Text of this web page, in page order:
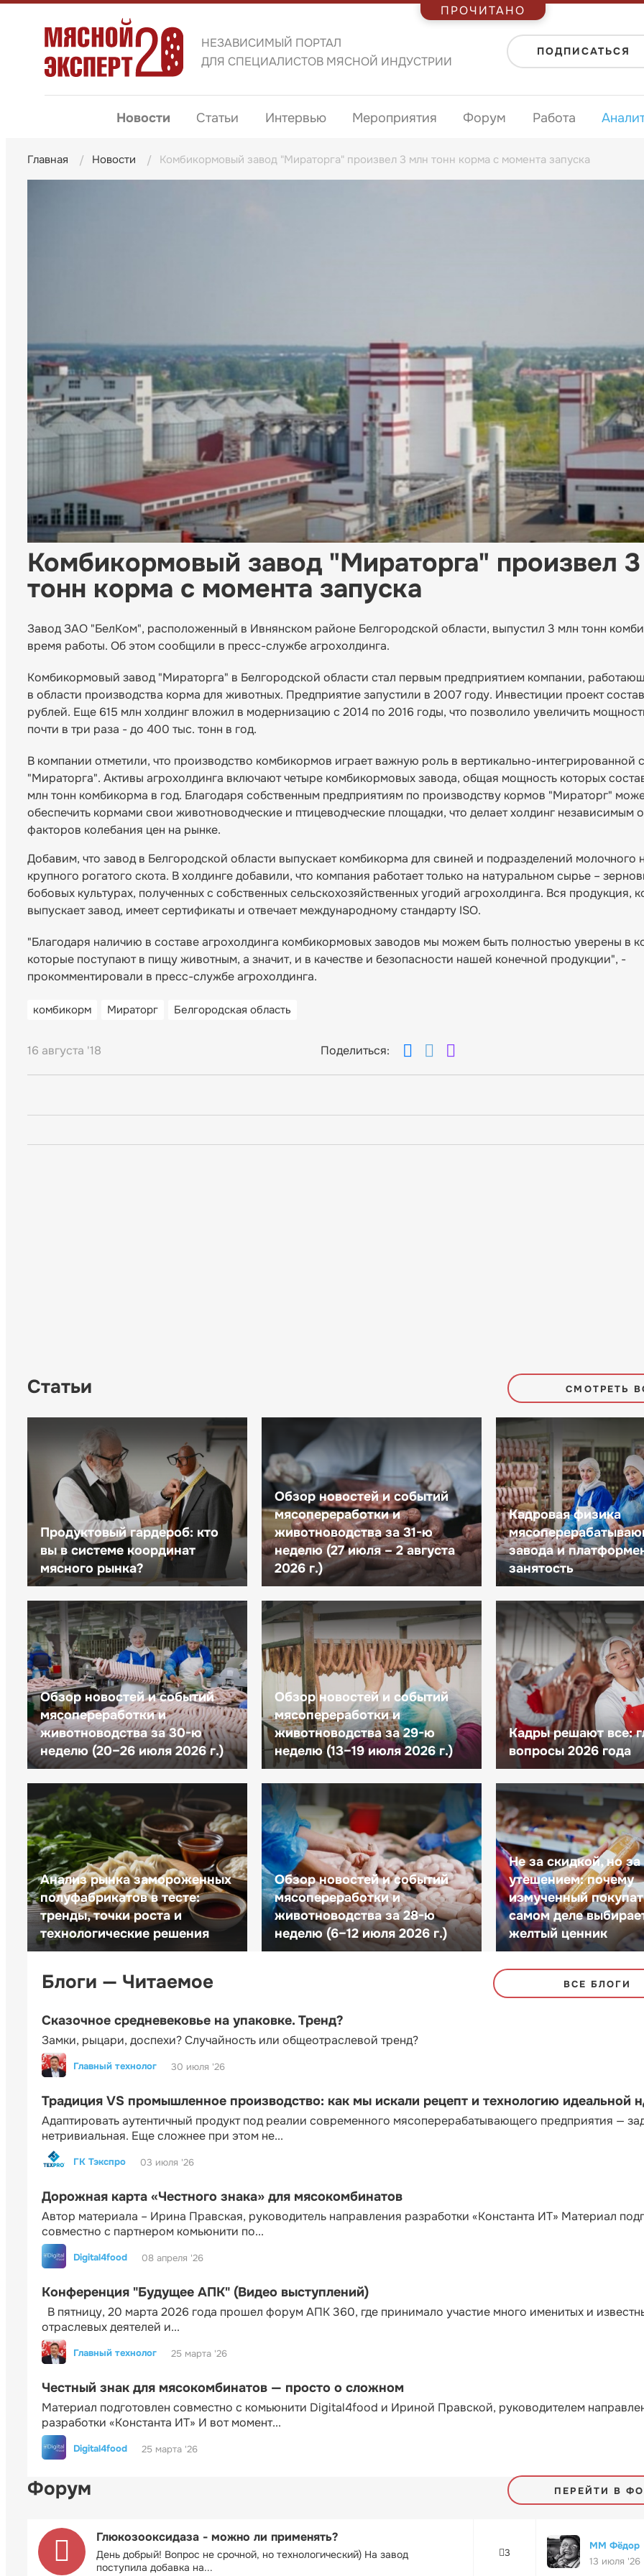
НЕЗАВИСИМЫЙ ПОРТАЛ
ДЛЯ СПЕЦИАЛИСТОВ МЯСНОЙ ИНДУСТРИИ
ПОДПИСАТЬСЯ
Новости Статьи Интервью Мероприятия Форум Работа
Главная Новости Комбикормовый завод "Мираторга" произвел 3 млн тонн корма с момента запуска
Комбикормовый завод "Мираторга" произвел
тонн корма с момента запуска
Завод ЗАО "БелКом", расположенный в Ивнянском районе Белгородской области, выпустил 3 млн тонн
время работы. Об этом сообщили в пресс-службе агрохолдинга.
Комбикормовый завод "Мираторга" в Белгородской области стал первым предприятием компании,
в области производства корма для животных. Предприятие запустили в 2007 году. Инвестиции проект
рублей. Еще 615 млн холдинг вложил в модернизацию с 2014 по 2016 годы, что позволило увеличить
почти в три раза - до 400 тыс. тонн в год.
В компании отметили, что производство комбикормов играет важную роль в вертикально-интегрированной
"Мираторга". Активы агрохолдинга включают четыре комбикормовых завода, общая мощность которых
млн тонн комбикорма в год. Благодаря собственным предприятиям по производству кормов "Мираторг"
обеспечить кормами свои животноводческие и птицеводческие площадки, что делает холдинг независимым
факторов колебания цен на рынке.
Добавим, что завод в Белгородской области выпускает комбикорма для свиней и подразделений молочного
крупного рогатого скота. В холдинге добавили, что компания работает только на натуральном сырье –
бобовых культурах, полученных с собственных сельскохозяйственных угодий агрохолдинга. Вся продукция,
выпускает завод, имеет сертификаты и отвечает международному стандарту ISO.
"Благодаря наличию в составе агрохолдинга комбикормовых заводов мы можем быть полностью уверены в
которые поступают в пищу животным, а значит, и в качестве и безопасности нашей конечной продукции", -
прокомментировали в пресс-службе агрохолдинга.
комбикорм Мираторг Белгородская область
16 августа '18 Поделиться:
Статьи СМОТРЕТЬ
Продуктовый гардероб: кто
вы в системе координат
мясного рынка?
Обзор новостей и событий
мясопереработки и
животноводства за 31-ю
неделю (27 июля – 2 августа
2026 г.)
Кадровая физика
завода и
занятость
Обзор новостей и событий
мясопереработки и
животноводства за 30-ю
неделю (20–26 июля 2026 г.)
Обзор новостей и событий
мясопереработки и
животноводства за 29-ю
неделю (13–19 июля 2026 г.)
Кадры решают все:
вопросы 2026 года
Анализ рынка замороженных
полуфабрикатов в тесте:
тренды, точки роста и
технологические решения
Обзор новостей и событий
мясопереработки и
животноводства за 28-ю
неделю (6–12 июля 2026 г.)
Не за скидкой, но за
утешением: почему
измученный
самом деле
желтый ценник
Блоги — Читаемое ВСЕ БЛОГИ
Сказочное средневековье на упаковке. Тренд?
Замки, рыцари, доспехи? Случайность или общеотраслевой тренд?
Главный технолог 30 июля '26
Традиция VS промышленное производство: как мы искали рецепт и технологию идеальной
Адаптировать аутентичный продукт под реалии современного мясоперерабатывающего предприятия —
нетривиальная. Еще сложнее при этом не...
ГК Тэкспро 03 июля '26
Дорожная карта «Честного знака» для мясокомбинатов
Автор материала – Ирина Правская, руководитель направления разработки «Константа ИТ» Материал
совместно с партнером комьюнити по...
Digital4food 08 апреля '26
Конференция "Будущее АПК" (Видео выступлений)
В пятницу, 20 марта 2026 года прошел форум АПК 360, где принимало участие много именитых и
отраслевых деятелей и...
Главный технолог 25 марта '26
Честный знак для мясокомбинатов — просто о сложном
Материал подготовлен совместно с комьюнити Digital4food и Ириной Правской, руководителем
разработки «Константа ИТ» И вот момент...
Digital4food 25 марта '26
Форум ПЕРЕЙТИ В
Глюкозооксидаза - можно ли применять?
День добрый! Вопрос не срочной, но технологический) На завод
поступила добавка на...
3
ММ Фёдор
13 июля '26
ПРОЧИТАНО